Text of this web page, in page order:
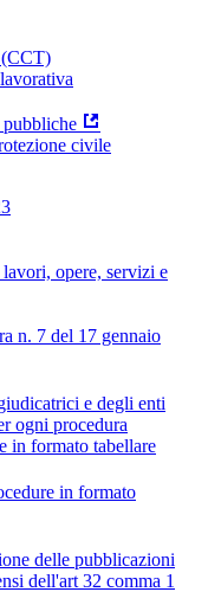
civile
opere, servizi e
n. 7 del 17 gennaio
e degli enti
ogni procedura
in formato tabellare
in formato
delle pubblicazioni
dell'art 32 comma 1